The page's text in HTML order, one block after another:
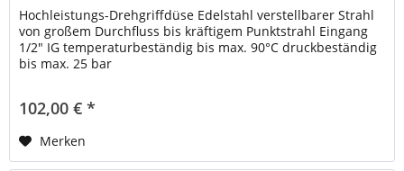
Hochleistungs-Drehgriffdüse Edelstahl verstellbarer Strahl
von großem Durchfluss bis kräftigem Punktstrahl Eingang
1/2" IG temperaturbeständig bis max. 90°C druckbeständig
bis max. 25 bar
102,00 € *
Merken